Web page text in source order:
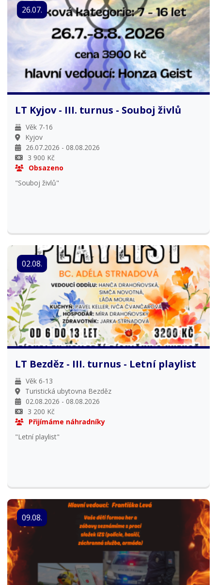
26.07.
LT Kyjov - III. turnus - Souboj živlů
Věk 7-16
Kyjov
26.07.2026 - 08.08.2026
3 900 Kč
Obsazeno
"Souboj živlů"
02.08.
LT Bezděz - III. turnus - Letní playlist
Věk 6-13
Turistická ubytovna Bezděz
02.08.2026 - 08.08.2026
3 200 Kč
Přijímáme náhradníky
"Letní playlist"
09.08.